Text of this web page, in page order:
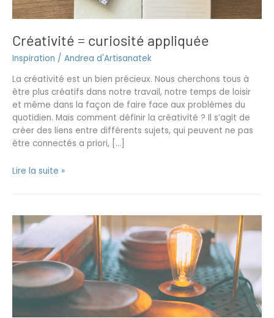
Créativité = curiosité appliquée
Inspiration / Andrea d'Artisanatek
La créativité est un bien précieux. Nous cherchons tous à
être plus créatifs dans notre travail, notre temps de loisir
et même dans la façon de faire face aux problèmes du
quotidien. Mais comment définir la créativité ? Il s’agit de
créer des liens entre différents sujets, qui peuvent ne pas
être connectés a priori, […]
Lire la suite »
Les
3
critères
pour
choisir
un
cours
en